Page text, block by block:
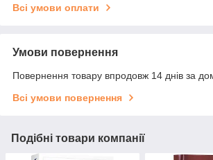
Всі умови оплати
Умови повернення
Повернення товару впродовж 14 днів за
Всі умови повернення
Подібні товари компанії